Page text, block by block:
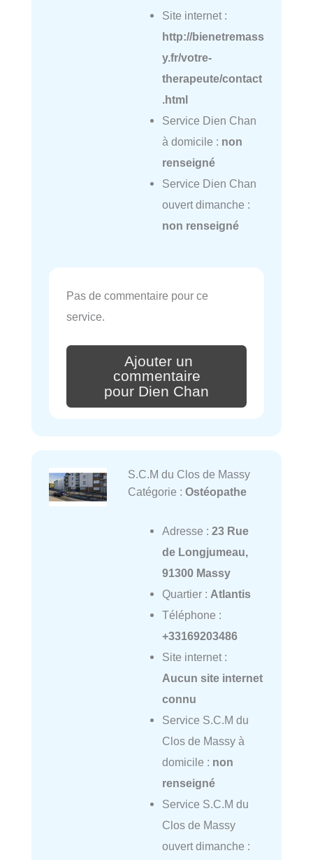
Site internet :
http://bienetremass
y.fr/votre-
therapeute/contact
.html
Service Dien Chan
à domicile : non
renseigné
Service Dien Chan
ouvert dimanche :
non renseigné
Pas de commentaire pour ce
service.
Ajouter un
commentaire
pour Dien Chan
S.C.M du Clos de Massy
Catégorie : Ostéopathe
Adresse : 23 Rue
de Longjumeau,
91300 Massy
Quartier : Atlantis
Téléphone :
+33169203486
Site internet :
Aucun site internet
connu
Service S.C.M du
Clos de Massy à
domicile : non
renseigné
Service S.C.M du
Clos de Massy
ouvert dimanche :